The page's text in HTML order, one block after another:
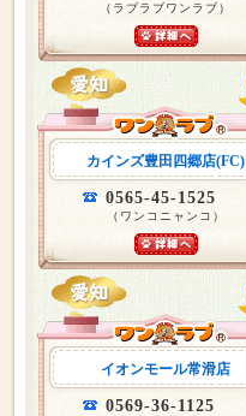
（ラブラブワンラブ）
カインズ豊田四郷店(FC)
0565-45-1525
（ワンコニャンコ）
イオンモール常滑店
0569-36-1125